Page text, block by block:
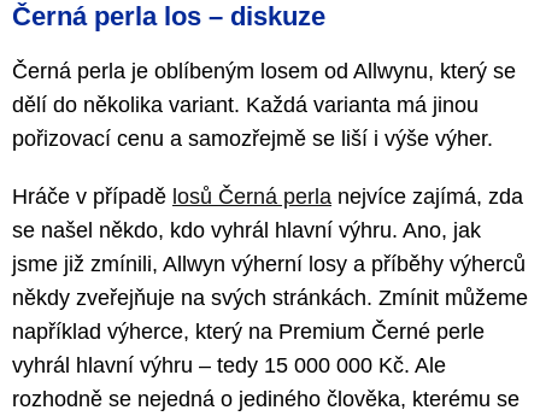
Černá perla los – diskuze
Černá perla je oblíbeným losem od Allwynu, který se
dělí do několika variant. Každá varianta má jinou
pořizovací cenu a samozřejmě se liší i výše výher.
Hráče v případě losů Černá perla nejvíce zajímá, zda
se našel někdo, kdo vyhrál hlavní výhru. Ano, jak
jsme již zmínili, Allwyn výherní losy a příběhy výherců
někdy zveřejňuje na svých stránkách. Zmínit můžeme
například výherce, který na Premium Černé perle
vyhrál hlavní výhru – tedy 15 000 000 Kč. Ale
rozhodně se nejedná o jediného člověka, kterému se